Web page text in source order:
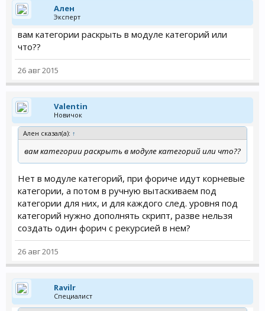
Ален
Эксперт
вам категории раскрыть в модуле категорий или
что??
26 авг 2015
Valentin
Новичок
Ален сказал(а): ↑
вам категории раскрыть в модуле категорий или что??
Нет в модуле категорий, при фориче идут корневые
категории, а потом в ручную вытаскиваем под
категории для них, и для каждого след. уровня под
категорий нужно дополнять скрипт, разве нельзя
создать один форич с рекурсией в нем?
26 авг 2015
Ravilr
Специалист